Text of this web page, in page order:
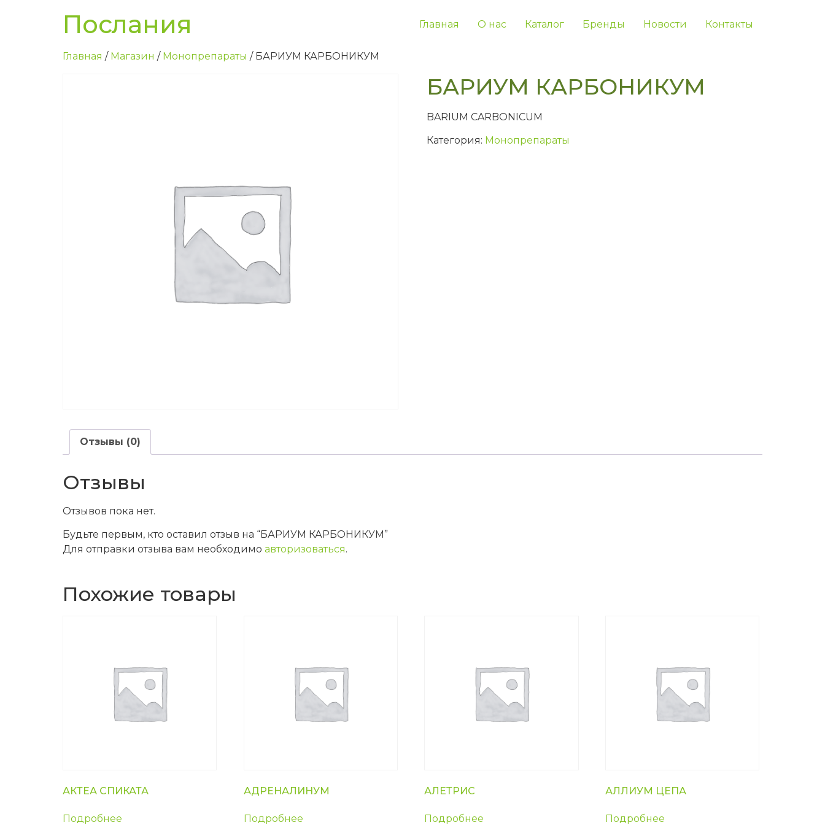
Послания Главная О нас Каталог Бренды Новости Контакты
Главная / Магазин / Монопрепараты / БАРИУМ КАРБОНИКУМ
БАРИУМ КАРБОНИКУМ
BARIUM CARBONICUM
Категория: Монопрепараты
Отзывы (0)
Отзывы
Отзывов пока нет.
Будьте первым, кто оставил отзыв на “БАРИУМ КАРБОНИКУМ”
Для отправки отзыва вам необходимо авторизоваться.
Похожие товары
АКТЕА СПИКАТА
Подробнее
АДРЕНАЛИНУМ
Подробнее
АЛЕТРИС
Подробнее
АЛЛИУМ ЦЕПА
Подробнее